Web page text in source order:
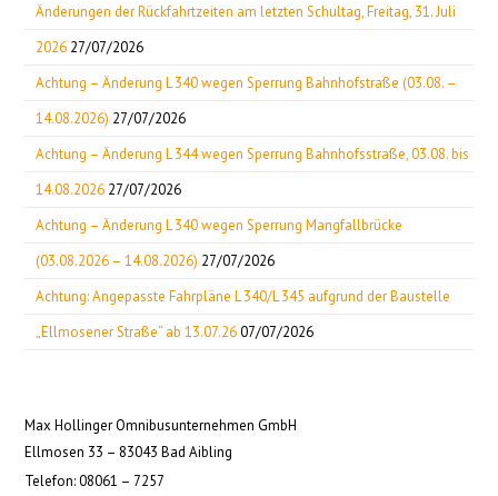
Änderungen der Rückfahrtzeiten am letzten Schultag, Freitag, 31. Juli
2026 27/07/2026
Achtung – Änderung L 340 wegen Sperrung Bahnhofstraße (03.08. –
14.08.2026) 27/07/2026
Achtung – Änderung L 344 wegen Sperrung Bahnhofsstraße, 03.08. bis
14.08.2026 27/07/2026
Achtung – Änderung L 340 wegen Sperrung Mangfallbrücke
(03.08.2026 – 14.08.2026) 27/07/2026
Achtung: Angepasste Fahrpläne L 340/L 345 aufgrund der Baustelle
„Ellmosener Straße“ ab 13.07.26 07/07/2026
Max Hollinger Omnibusunternehmen GmbH
Ellmosen 33 – 83043 Bad Aibling
Telefon: 08061 – 7257